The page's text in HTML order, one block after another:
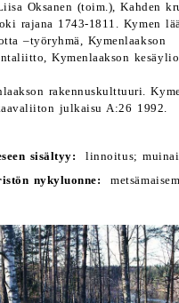
Oksanen (toim.), Kahden
rajana 1743-1811. Kymen
–työryhmä, Kymenlaakson
Kymenlaakson
rakennuskulttuuri.
julkaisu A:26 1992.
sisältyy: linnoitus;
nykyluonne: